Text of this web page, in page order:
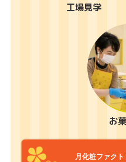
工場見学
お
月化粧ファク